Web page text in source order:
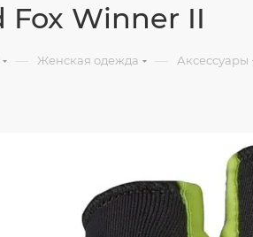
Fox Winner II
— Женская одежда — Аксессуары